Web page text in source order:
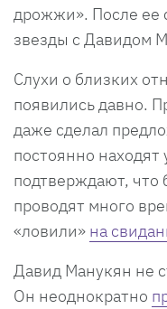
дрожжи». После ее
звезды с Давидом
Слухи о близких
появились давно.
даже сделал
постоянно
подтверждают, что
проводят много
«ловили» на
Давид Манукян не
Он неоднократно